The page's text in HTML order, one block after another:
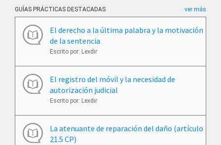
GUÍAS PRÁCTICAS DESTACADAS ver más
El derecho a la última palabra y la motivación
de la sentencia
Escrito por: Lexdir
El registro del móvil y la necesidad de
autorización judicial
Escrito por: Lexdir
La atenuante de reparación del daño (artículo
21.5 CP)